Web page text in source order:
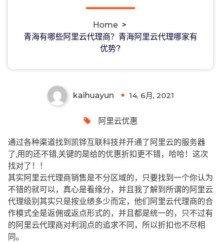
Home >
青海有哪些阿里云代理商？青海阿里云代理哪家有
优势?
青海有哪些阿里云代理商？青海阿里云
代理哪家有优势?
kaihuayun 14, 6月, 2021
阿里云优惠
通过各种渠道找到凯铧互联科技并开通了阿里云的服务器
了,用的还不错,关键的是给的优惠折扣更不错，哈哈！这次
找对了！！
其实阿里云代理商销售是不分区域的，只要找到一个你认为
不错的就可以，真心是看缘分，并且我了解到所谓的阿里云
代理级别其实只是按业绩多少而定，他们阿里云代理商的合
作模式全是返佣或返点形式的，并且都是统一的，只不过有
的阿里云代理商对利润点的追求不同，所以折扣也不尽相
同。